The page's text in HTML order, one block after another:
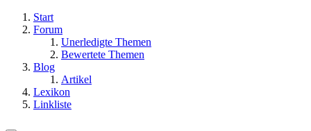
Start
Forum
Unerledigte Themen
Bewertete Themen
Blog
Artikel
Lexikon
Linkliste